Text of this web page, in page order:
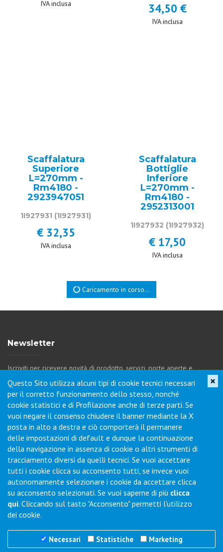
IVA inclusa 34,50 €
IVA inclusa
Scaffalatura
Superiore
L=270mm -
Rm4180 -
2923947051
1I927931 (1I927931)
€ 32,35
IVA inclusa
Scaffalatura
Bottiglie
Inferiore
L=270mm -
Rm4180 -
2952313001
1I927932 (1I927932)
€ 17,50
IVA inclusa
Mensola Media
L=200mm -
2412076008
1I927948(1I927948)
€ 26,85
IVA inclusa
Ricambio
Balcone Porta
Bottiglie
62305312 Balcone
Porta Bottig
1I929586(1I929586)
€ 47,00
IVA inclusa
Ricambio
Questo Sito utilizza alcuni tipi di cookie tecnici necessari
per il corretto funzionamento dello stesso, nonché
cookie statistici e di Profilazione anche di terze parti. Se
vuoi negare il consenso chiudere il banner mediante la X
posta in alto a destra e ciò comporterà il permanere
delle impostazioni di default e dunque la continuazione
della navigazione in assenza di cookie o altri strumenti di
tracciamento diversi da quelli tecnici. Se vuoi accettare
tutti i cookie clicca su acconsento tutti, se invece vuoi
autonomamente selezionare i cookie da accettare clicca
su acconsento selezionati. Se vuoi saperne di più clicca
qui. Cliccando sul tasto "Acconsento" permetti l'utilizzo
dei cookie.
Necessari Statistiche Marketing
×